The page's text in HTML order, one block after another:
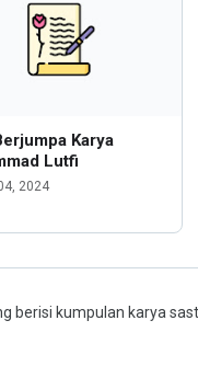
Karya
Lutfi
2024
berisi kumpulan karya